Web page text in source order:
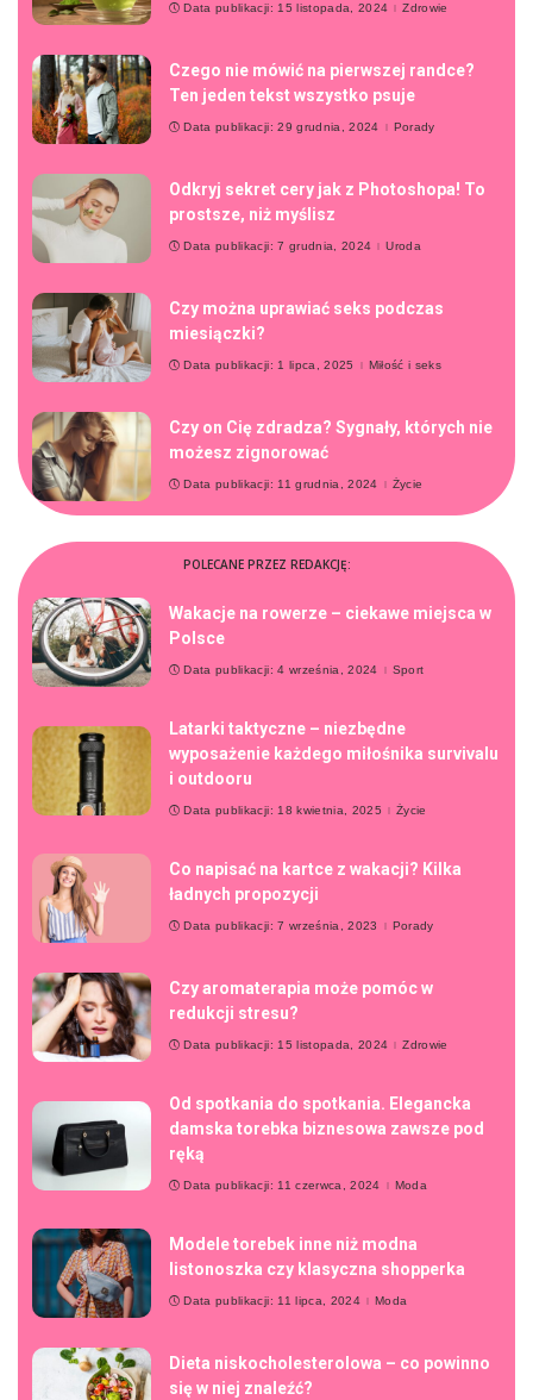
Data publikacji: 15 listopada, 2024 Zdrowie
Czego nie mówić na pierwszej randce?
Ten jeden tekst wszystko psuje
Data publikacji: 29 grudnia, 2024 Porady
Odkryj sekret cery jak z Photoshopa! To
prostsze, niż myślisz
Data publikacji: 7 grudnia, 2024 Uroda
Czy można uprawiać seks podczas
miesiączki?
Data publikacji: 1 lipca, 2025 Miłość i seks
Czy on Cię zdradza? Sygnały, których nie
możesz zignorować
Data publikacji: 11 grudnia, 2024 Życie
POLECANE PRZEZ REDAKCJĘ:
Wakacje na rowerze – ciekawe miejsca w
Polsce
Data publikacji: 4 września, 2024 Sport
Latarki taktyczne – niezbędne
wyposażenie każdego miłośnika survivalu
i outdooru
Data publikacji: 18 kwietnia, 2025 Życie
Co napisać na kartce z wakacji? Kilka
ładnych propozycji
Data publikacji: 7 września, 2023 Porady
Czy aromaterapia może pomóc w
redukcji stresu?
Data publikacji: 15 listopada, 2024 Zdrowie
Od spotkania do spotkania. Elegancka
damska torebka biznesowa zawsze pod
ręką
Data publikacji: 11 czerwca, 2024 Moda
Modele torebek inne niż modna
listonoszka czy klasyczna shopperka
Data publikacji: 11 lipca, 2024 Moda
Dieta niskocholesterolowa – co powinno
się w niej znaleźć?